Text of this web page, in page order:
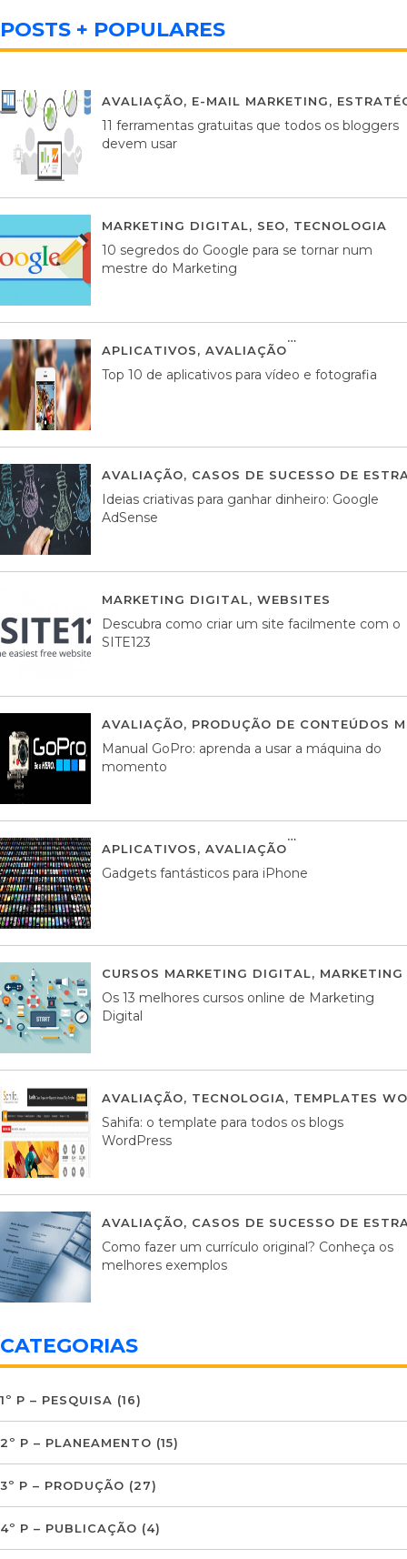
POSTS + POPULARES
AVALIAÇÃO, E-MAIL MARKETING,
11 ferramentas gratuitas que todos os bloggers
devem usar
MARKETING DIGITAL, SEO, TECNOLOGIA
10 segredos do Google para se tornar num
mestre do Marketing
APLICATIVOS, AVALIAÇÃO
Top 10 de aplicativos para vídeo e fotografia
AVALIAÇÃO, CASOS DE SUCESSO DE
Ideias criativas para ganhar dinheiro: Google
AdSense
MARKETING DIGITAL, WEBSITES
Descubra como criar um site facilmente com o
SITE123
AVALIAÇÃO, PRODUÇÃO DE CONTEÚDOS
Manual GoPro: aprenda a usar a máquina do
momento
APLICATIVOS, AVALIAÇÃO
Gadgets fantásticos para iPhone
CURSOS MARKETING DIGITAL,
Os 13 melhores cursos online de Marketing
Digital
AVALIAÇÃO, TECNOLOGIA, TEMPLATES
Sahifa: o template para todos os blogs
WordPress
AVALIAÇÃO, CASOS DE SUCESSO DE
Como fazer um currículo original? Conheça os
melhores exemplos
CATEGORIAS
1º P – PESQUISA (16)
2º P – PLANEAMENTO (15)
3º P – PRODUÇÃO (27)
4º P – PUBLICAÇÃO (4)